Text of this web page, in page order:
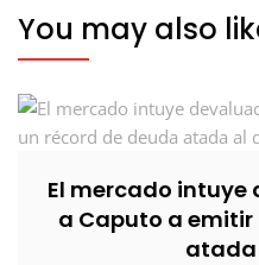
You may also
El mercado
a Caputo a